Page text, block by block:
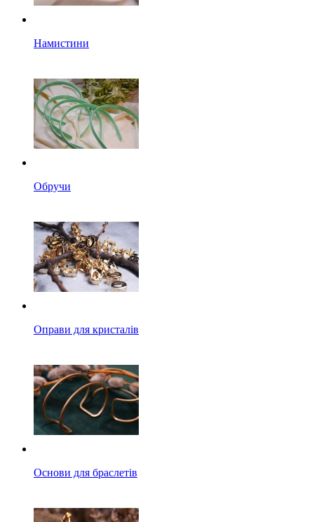
Намистини
Обручи
Оправи для кристалів
Основи для браслетів